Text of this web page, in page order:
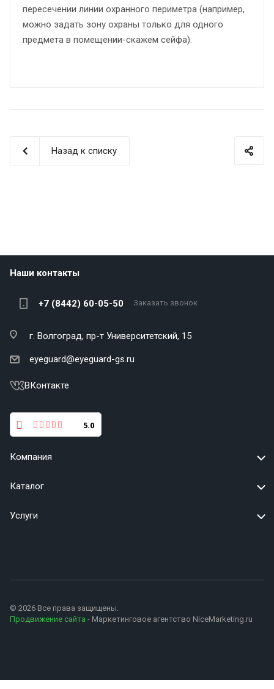
пересечении линии охранного периметра (например,
можно задать зону охраны только для одного
предмета в помещении-скажем сейфа).
Назад к списку
Наши контакты
+7 (8442) 60-05-50 Заказать звонок
г. Волгоград, пр-т Университетский, 15
eyeguard@eyeguard-gs.ru
ВКонтакте
5.0
Компания
Каталог
Услуги
© 2026 Все права защищены.
Продвижение сайта - Маркетинговое агентство NiceMarketing.ru